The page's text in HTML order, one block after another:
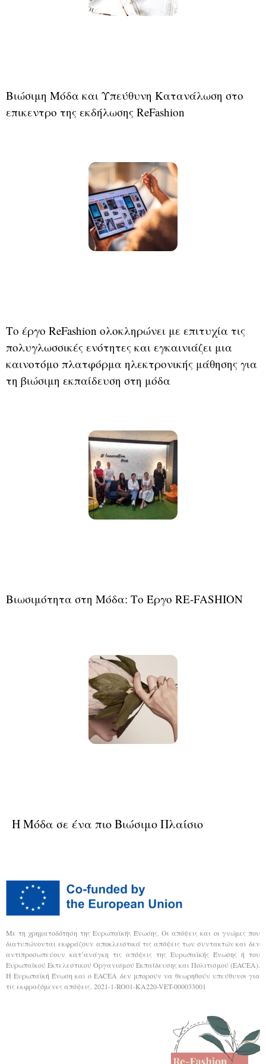
Βιώσιμη Μόδα και Υπεύθυνη Κατανάλωση στο
επικεντρο της εκδήλωσης ReFashion
Το έργο ReFashion ολοκληρώνει με επιτυχία τις
πολυγλωσσικές ενότητες και εγκαινιάζει μια
καινοτόμο πλατφόρμα ηλεκτρονικής μάθησης για
τη βιώσιμη εκπαίδευση στη μόδα
Βιωσιμότητα στη Μόδα: Το Έργο RE-FASHION
Η Μόδα σε ένα πιο Βιώσιμο Πλαίσιο
Με τη χρηματοδότηση της Ευρωπαϊκής Ένωσης. Οι απόψεις και οι γνώμες που
διατυπώνονται εκφράζουν αποκλειστικά τις απόψεις των συντακτών και δεν
αντιπροσωπεύουν κατ’ανάγκη τις απόψεις της Ευρωπαϊκής Ένωσης ή του
Ευρωπαϊκού Εκτελεστικού Οργανισμού Εκπαίδευσης και Πολιτισμού (EACEA).
Η Ευρωπαϊκή Ένωση και ο EACEA δεν μπορούν να θεωρηθούν υπεύθυνοι για
τις εκφραζόμενες απόψεις. 2021-1-RO01-KA220-VET-000033001